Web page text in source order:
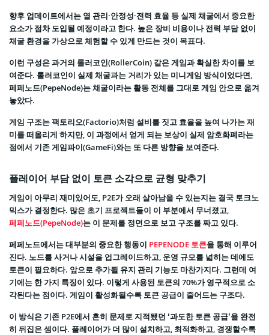
향후 업데이트에서는 열 관리·안정성·전력 효율 등 실제 채굴에서 중요한
요소가 점차 도입될 예정이라고 한다. 높은 장비 비용이나 전력 부담 없이
채굴 환경을 가상으로 체험할 수 있게 만드는 것이 목표다.
이런 구성은 과거의 롤러코인(RollerCoin) 같은 게임과 확실한 차이를 보
여준다. 롤러코인이 실제 채굴과는 거리가 있는 미니게임 방식이었다면,
페페노드(PepeNode)는 채굴이라는 활동 전체를 그대로 게임 안으로 옮겨
놓았다.
게임 구조는 팩토리오(Factorio)처럼 설비를 짓고 효율을 높여 나가는 재
미를 떠올리게 하지만, 이 과정에서 얻게 되는 보상이 실제 암호화폐라는
점에서 기존 게임파이(GameFi)와는 또 다른 방향을 보여준다.
플레이어 부담 없이 토큰 소각으로 균형 맞추기
게임이 아무리 재미있어도, P2E가 오래 살아남을 수 있는지는 결국 토크노
믹스가 결정한다. 많은 초기 프로젝트들이 이 부분에서 무너졌고,
페페노드(PepeNode)는 이 문제를 정면으로 보고 구조를 짜고 있다.
페페노드에서는 대부분의 중요한 행동이 PEPENODE 토큰을 통해 이루어
진다. 노드를 사거나 시설을 업그레이드하고, 운영 규모를 넓히는 데에도
토큰이 필요하다. 앞으로 추가될 유지 관리 기능도 마찬가지다. 그런데 여
기에는 한 가지 특징이 있다. 이렇게 사용된 토큰의 70%가 영구적으로 소
각된다는 점이다. 게임이 활성화될수록 토큰 공급이 줄어드는 구조다.
이 방식은 기존 P2E에서 흔히 문제로 지적됐던 ‘과도한 토큰 공급’을 완전
히 뒤집은 셈이다. 플레이어가 더 많이 설치하고, 최적화하고, 경쟁할수록